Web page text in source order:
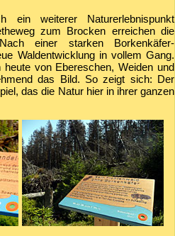
ein weiterer Naturerlebnispunkt
zum Brocken erreichen die
einer starken Borkenkäfer-
Waldentwicklung in vollem Gang.
von Ebereschen, Weiden und
das Bild. So zeigt sich: Der
das die Natur hier in ihrer ganzen